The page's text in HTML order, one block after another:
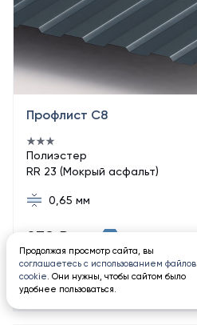
Профлист С8
Полиэстер
RR 23 (Мокрый асфальт)
0,65 мм
839 ₽
Продолжая просмотр сайта, вы
соглашаетесь с использованием файлов
cookie. Они нужны, чтобы сайтом было
удобнее пользоваться.